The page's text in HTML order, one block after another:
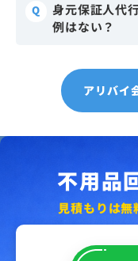
Q
身元保証人代
例はない？
アリバイ
不用品
見積もりは無